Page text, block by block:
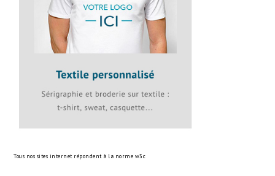
Tous nos sites internet répondent à la norme w3c